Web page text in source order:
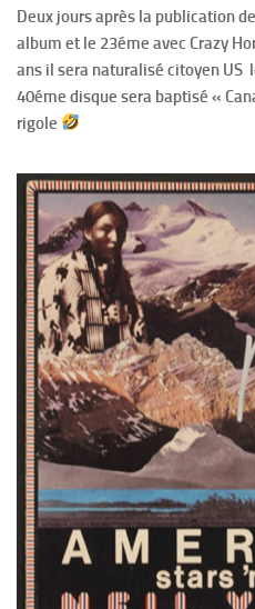
Deux jours après la publication
album et le 23éme avec Crazy
ans il sera naturalisé citoyen US
40éme disque sera baptisé «
rigole